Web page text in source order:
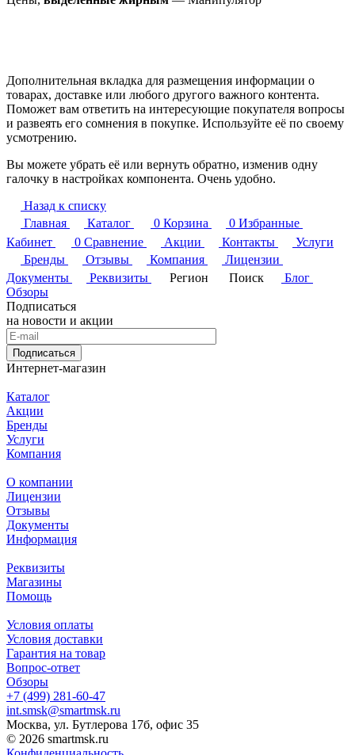
Дополнительная вкладка для размещения информации о
товарах, доставке или любого другого важного контента.
Поможет вам ответить на интересующие покупателя вопросы
и развеять его сомнения в покупке. Используйте её по своему
усмотрению.
Вы можете убрать её или вернуть обратно, изменив одну
галочку в настройках компонента. Очень удобно.
Назад к списку
Главная
Каталог 0 Корзина 0 Избранные
Кабинет
0 Сравнение Акции Контакты
Услуги
Бренды
Отзывы Компания
Лицензии
Документы
Реквизиты Регион Поиск
Блог
Обзоры
Подписаться
на новости и акции
Подписаться
Интернет-магазин
Каталог
Акции
Бренды
Услуги
Компания
О компании
Лицензии
Отзывы
Документы
Информация
Реквизиты
Магазины
Помощь
Условия оплаты
Условия доставки
Гарантия на товар
Вопрос-ответ
Обзоры
+7 (499) 281-60-47
int.smsk@smartmsk.ru
Москва, ул. Бутлерова 17б, офис 35
© 2026 smartmsk.ru